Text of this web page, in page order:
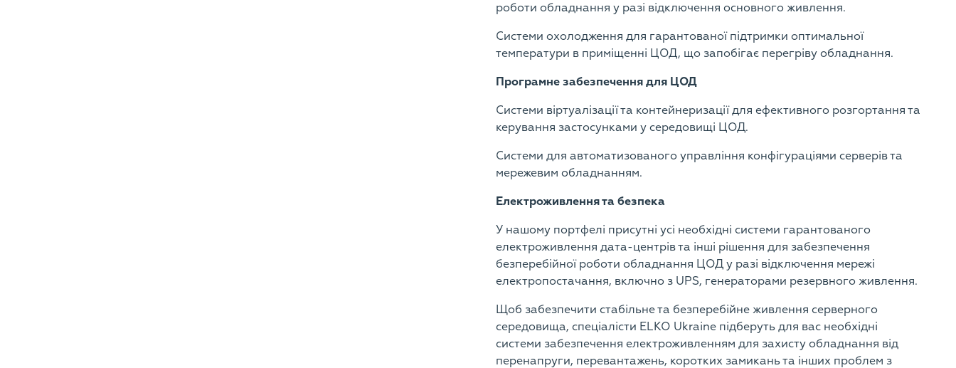
роботи обладнання у разі відключення основного живлення.
Системи охолодження для гарантованої підтримки оптимальної
температури в приміщенні ЦОД, що запобігає перегріву обладнання.
Програмне забезпечення для ЦОД
Системи віртуалізації та контейнеризації для ефективного розгортання та
керування застосунками у середовищі ЦОД.
Системи для автоматизованого управління конфігураціями серверів та
мережевим обладнанням.
Електроживлення та безпека
У нашому портфелі присутні усі необхідні системи гарантованого
електроживлення дата-центрів та інші рішення для забезпечення
безперебійної роботи обладнання ЦОД у разі відключення мережі
електропостачання, включно з UPS, генераторами резервного живлення.
Щоб забезпечити стабільне та безперебійне живлення серверного
середовища, спеціалісти ELKO Ukraine підберуть для вас необхідні
системи забезпечення електроживленням для захисту обладнання від
перенапруги, перевантажень, коротких замикань та інших проблем з